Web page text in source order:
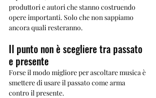
produttori e autori che stanno costruendo
opere importanti. Solo che non sappiamo
ancora quali resteranno.
Il punto non è scegliere tra passato
e presente
Forse il modo migliore per ascoltare musica è
smettere di usare il passato come arma
contro il presente.